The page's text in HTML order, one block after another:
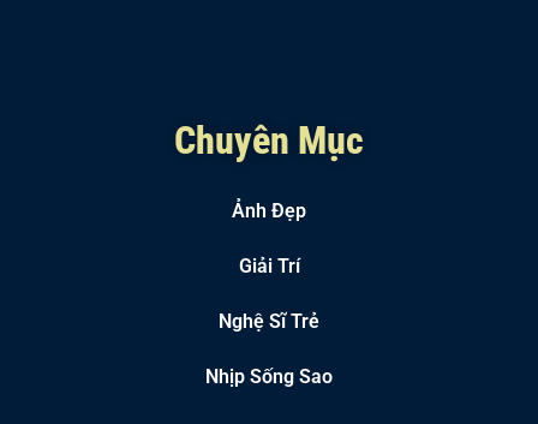
Chuyên Mục
Ảnh Đẹp
Giải Trí
Nghệ Sĩ Trẻ
Nhịp Sống Sao